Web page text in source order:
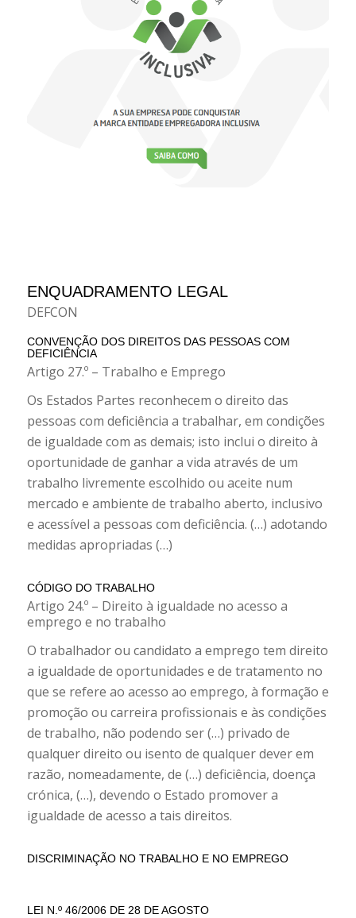
ENQUADRAMENTO LEGAL
DEFCON
CONVENÇÃO DOS DIREITOS DAS PESSOAS COM
DEFICIÊNCIA
Artigo 27.º – Trabalho e Emprego
Os Estados Partes reconhecem o direito das
pessoas com deficiência a trabalhar, em condições
de igualdade com as demais; isto inclui o direito à
oportunidade de ganhar a vida através de um
trabalho livremente escolhido ou aceite num
mercado e ambiente de trabalho aberto, inclusivo
e acessível a pessoas com deficiência. (…) adotando
medidas apropriadas (…)
CÓDIGO DO TRABALHO
Artigo 24.º – Direito à igualdade no acesso a
emprego e no trabalho
O trabalhador ou candidato a emprego tem direito
a igualdade de oportunidades e de tratamento no
que se refere ao acesso ao emprego, à formação e
promoção ou carreira profissionais e às condições
de trabalho, não podendo ser (…) privado de
qualquer direito ou isento de qualquer dever em
razão, nomeadamente, de (…) deficiência, doença
crónica, (…), devendo o Estado promover a
igualdade de acesso a tais direitos.
DISCRIMINAÇÃO NO TRABALHO E NO EMPREGO
LEI N.º 46/2006 DE 28 DE AGOSTO